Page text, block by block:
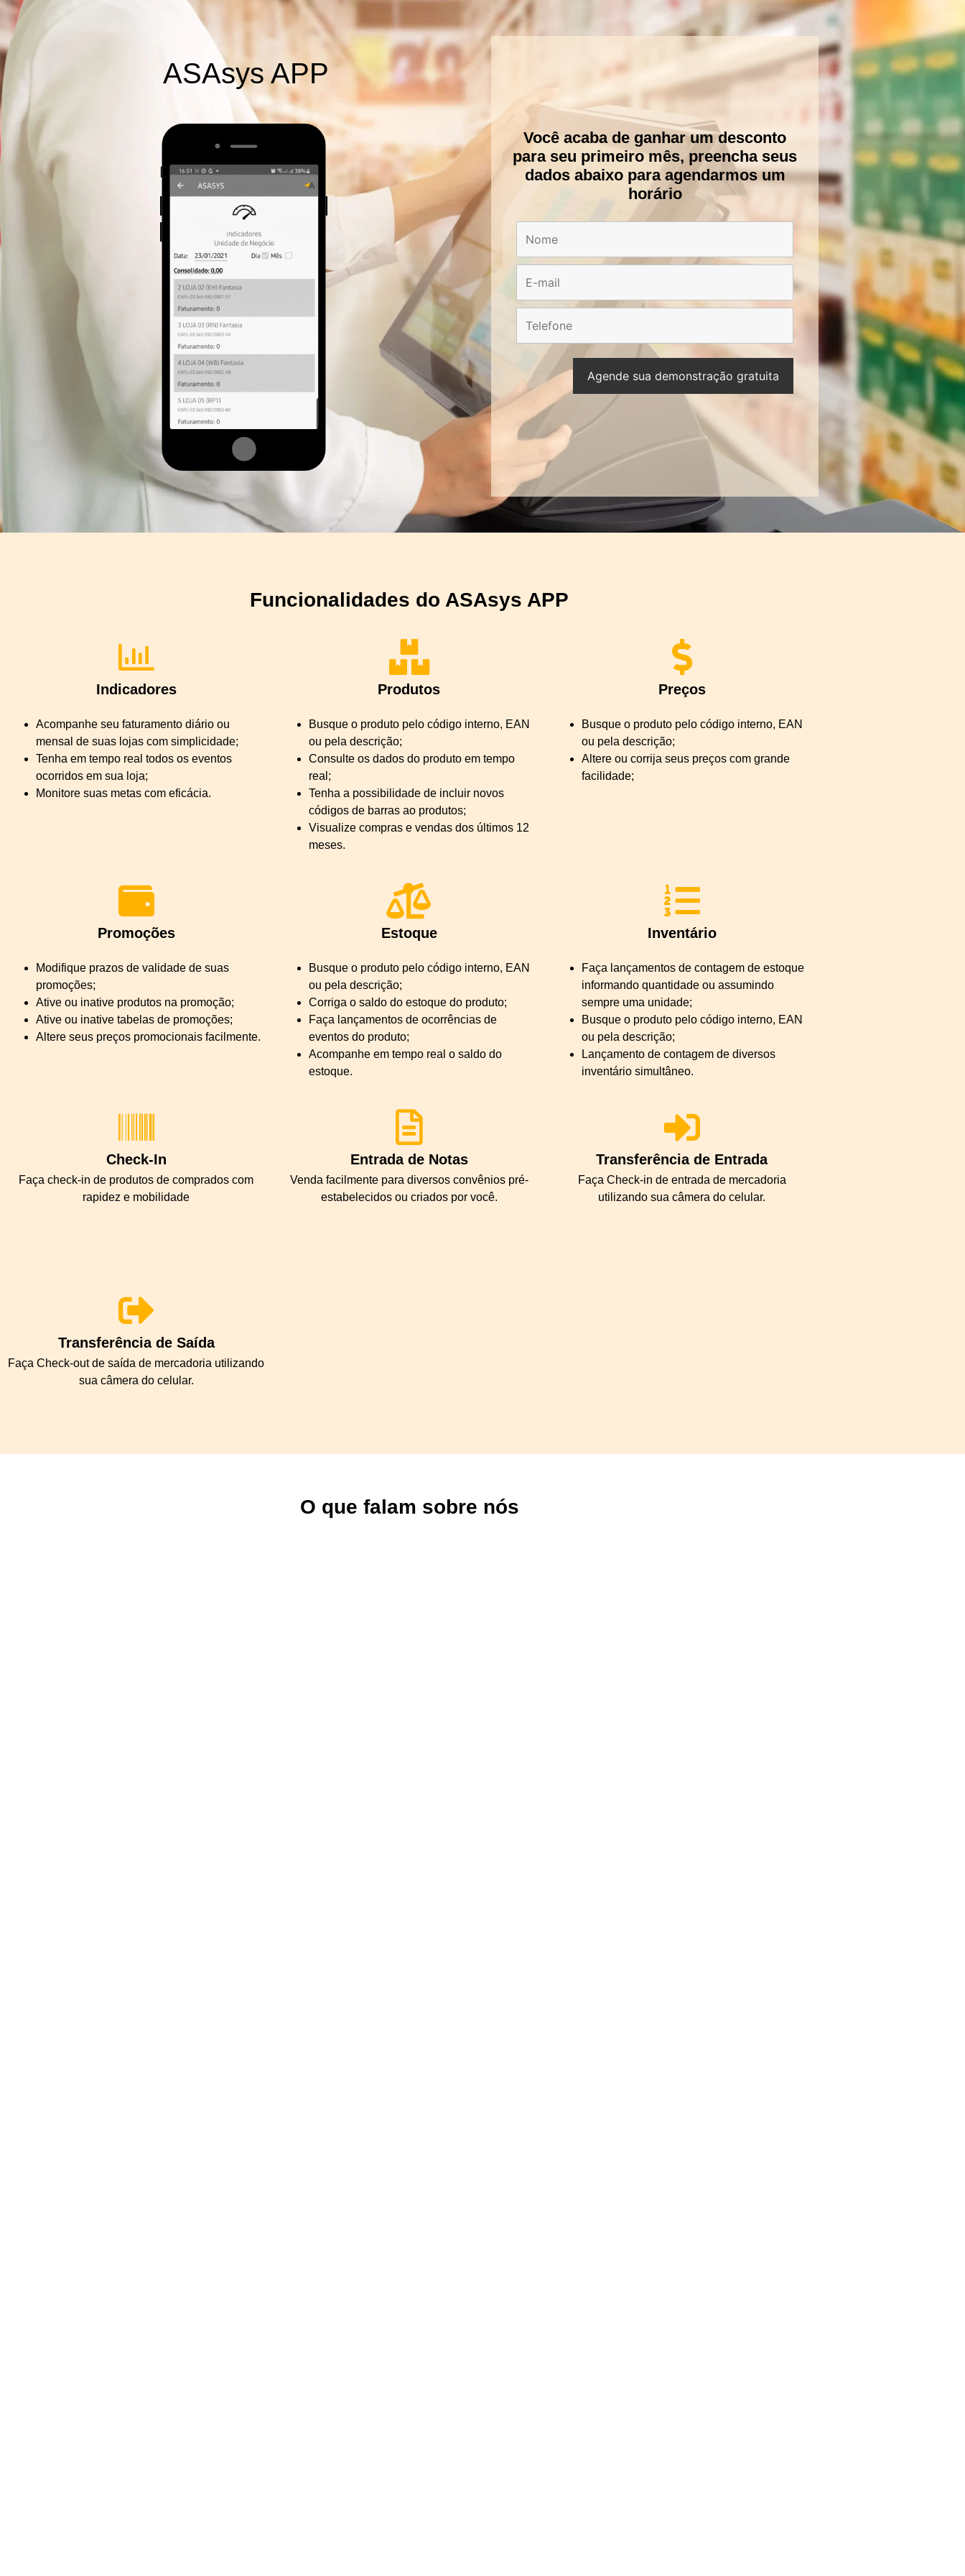
ASAsys APP
Você acaba de ganhar um desconto
para seu primeiro mês, preencha seus
dados abaixo para agendarmos um
horário
Funcionalidades do ASAsys APP
Indicadores
Acompanhe seu faturamento diário ou
mensal de suas lojas com simplicidade;
Tenha em tempo real todos os eventos
ocorridos em sua loja;
Monitore suas metas com eficácia.
Produtos
Busque o produto pelo código interno, EAN
ou pela descrição;
Consulte os dados do produto em tempo
real;
Tenha a possibilidade de incluir novos
códigos de barras ao produtos;
Visualize compras e vendas dos últimos 12
meses.
Preços
Busque o produto pelo código interno, EAN
ou pela descrição;
Altere ou corrija seus preços com grande
facilidade;
Promoções
Modifique prazos de validade de suas
promoções;
Ative ou inative produtos na promoção;
Ative ou inative tabelas de promoções;
Altere seus preços promocionais facilmente.
Estoque
Busque o produto pelo código interno, EAN
ou pela descrição;
Corriga o saldo do estoque do produto;
Faça lançamentos de ocorrências de
eventos do produto;
Acompanhe em tempo real o saldo do
estoque.
Inventário
Faça lançamentos de contagem de estoque
informando quantidade ou assumindo
sempre uma unidade;
Busque o produto pelo código interno, EAN
ou pela descrição;
Lançamento de contagem de diversos
inventário simultâneo.
Check-In
Faça check-in de produtos de comprados com
rapidez e mobilidade
Entrada de Notas
Venda facilmente para diversos convênios pré-
estabelecidos ou criados por você.
Transferência de Entrada
Faça Check-in de entrada de mercadoria
utilizando sua câmera do celular.
Transferência de Saída
Faça Check-out de saída de mercadoria utilizando
sua câmera do celular.
O que falam sobre nós